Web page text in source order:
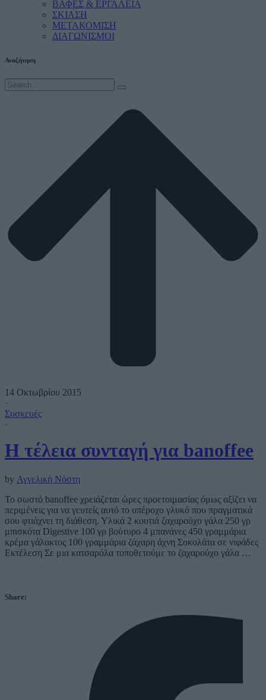
ΒΑΦΕΣ & ΕΡΓΑΛΕΙΑ
ΣΚΙΑΣΗ
ΜΕΤΑΚΟΜΙΣΗ
ΔΙΑΓΩΝΙΣΜΟΙ
Αναζήτηση
14 Οκτωβρίου 2015
·
Συσκευές
·
Η τέλεια συνταγή για banoffee
by Αγγελική Νόστη
Το σωστό banoffee χρειάζεται ώρες προετοιμασίας όμως αξίζει να
περιμένεις για να γευτείς αυτό το υπέροχο γλυκό που πραγματικά
σου φτιάχνει τη διάθεση. Υλικά 2 κουτιά ζαχαρούχο γάλα 250 γρ
μπισκότα Digestive 100 γρ βούτυρο 4 μπανάνες 450 γραμμάρια
κρέμα γάλακτος 100 γραμμάρια ζάχαρη άχνη Σοκολάτα σε νιφάδες
Εκτέλεση Σε μια κατσαρόλα τοποθετούμε το ζαχαρούχο γάλα …
Share: